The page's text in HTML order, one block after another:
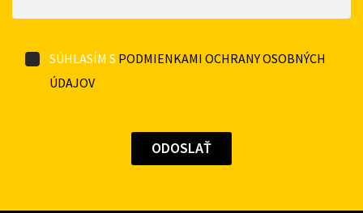
SÚHLASÍM S PODMIENKAMI OCHRANY OSOBNÝCH
ÚDAJOV